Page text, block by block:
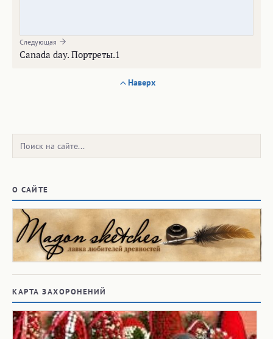
Следующая
Canada day. Портреты.1
Наверх
Поиск:
О САЙТЕ
КАРТА ЗАХОРОНЕНИЙ